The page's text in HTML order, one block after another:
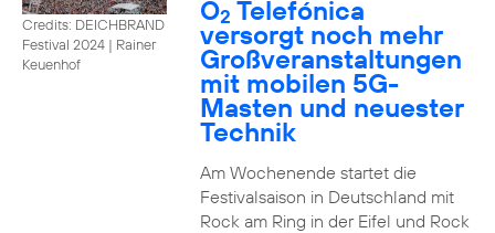
Credits: DEICHBRAND
Festival 2024 | Rainer
Keuenhof
O2 Telefónica
versorgt noch mehr
Großveranstaltungen
mit mobilen 5G-
Masten und neuester
Technik
Am Wochenende startet die
Festivalsaison in Deutschland mit
Rock am Ring in der Eifel und Rock